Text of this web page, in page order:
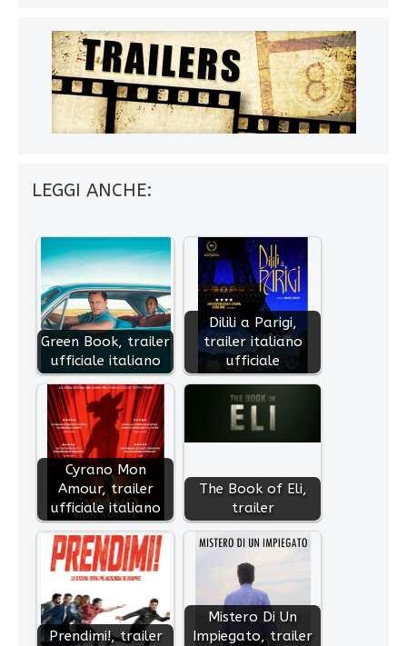
LEGGI ANCHE:
Green Book, trailer
ufficiale italiano
Dilili a Parigi,
trailer italiano
ufficiale
Cyrano Mon
Amour, trailer
ufficiale italiano
The Book of Eli,
trailer
Prendimi!, trailer
Mistero Di Un
Impiegato, trailer